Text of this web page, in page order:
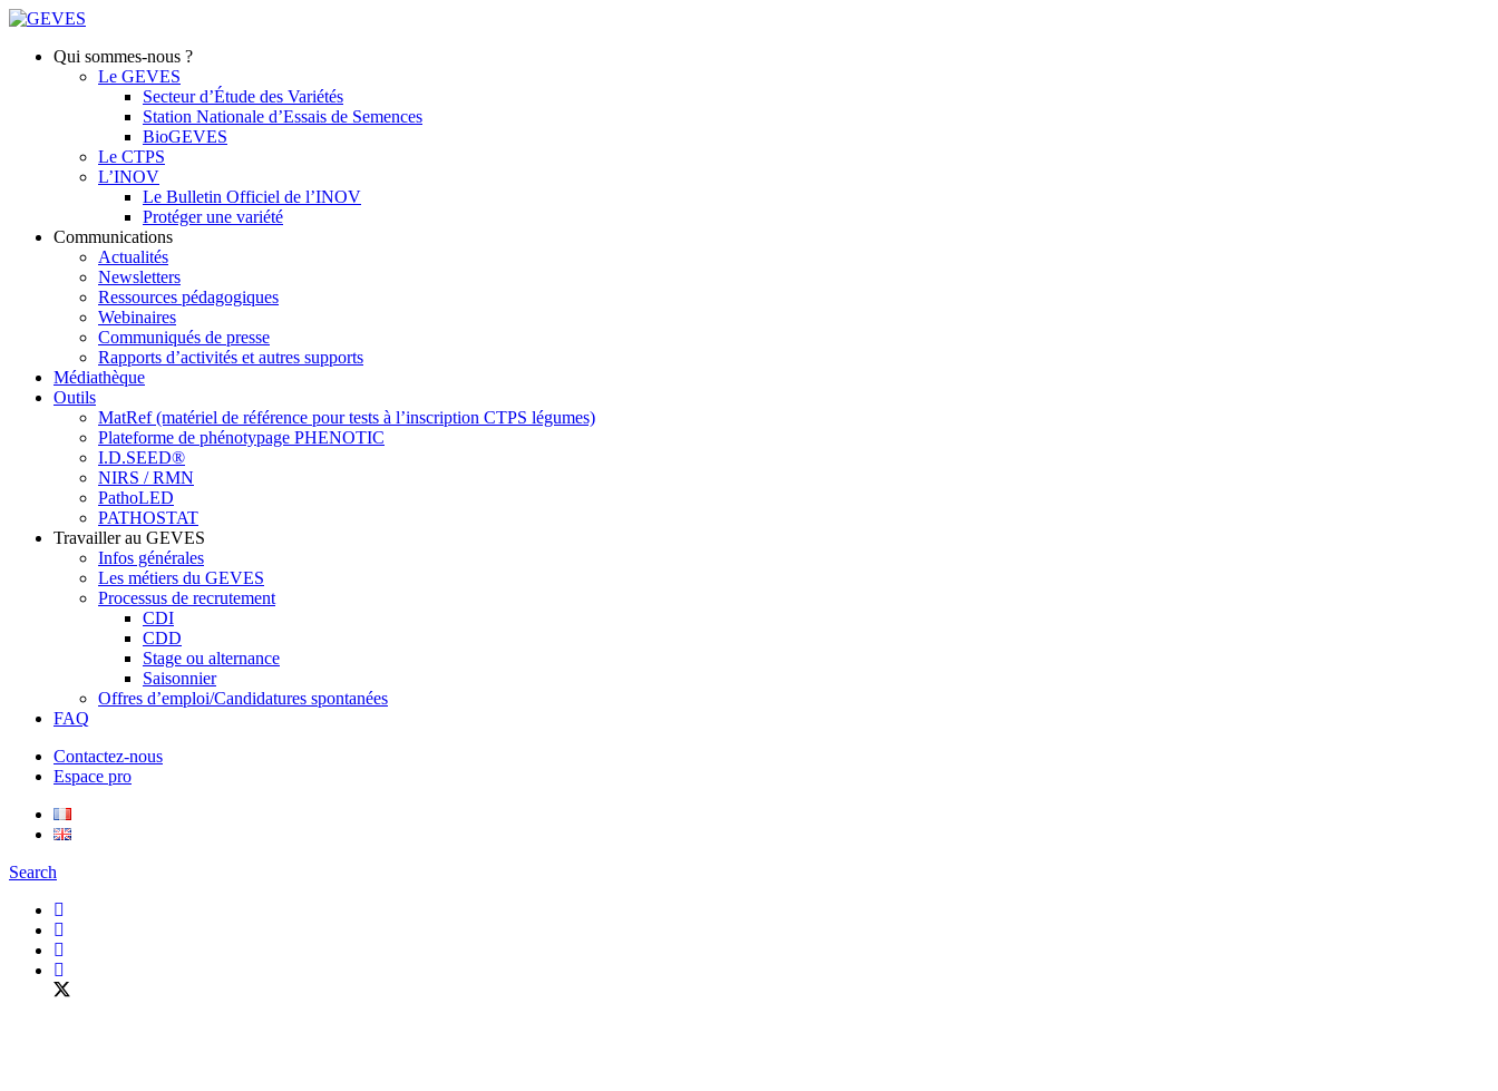
Qui sommes-nous ?
Le GEVES
Secteur d’Étude des Variétés
Station Nationale d’Essais de Semences
BioGEVES
Le CTPS
L’INOV
Le Bulletin Officiel de l’INOV
Protéger une variété
Communications
Actualités
Newsletters
Ressources pédagogiques
Webinaires
Communiqués de presse
Rapports d’activités et autres supports
Médiathèque
Outils
MatRef (matériel de référence pour tests à l’inscription CTPS légumes)
Plateforme de phénotypage PHENOTIC
I.D.SEED®
NIRS / RMN
PathoLED
PATHOSTAT
Travailler au GEVES
Infos générales
Les métiers du GEVES
Processus de recrutement
CDI
CDD
Stage ou alternance
Saisonnier
Offres d’emploi/Candidatures spontanées
FAQ
Contactez-nous
Espace pro
Search